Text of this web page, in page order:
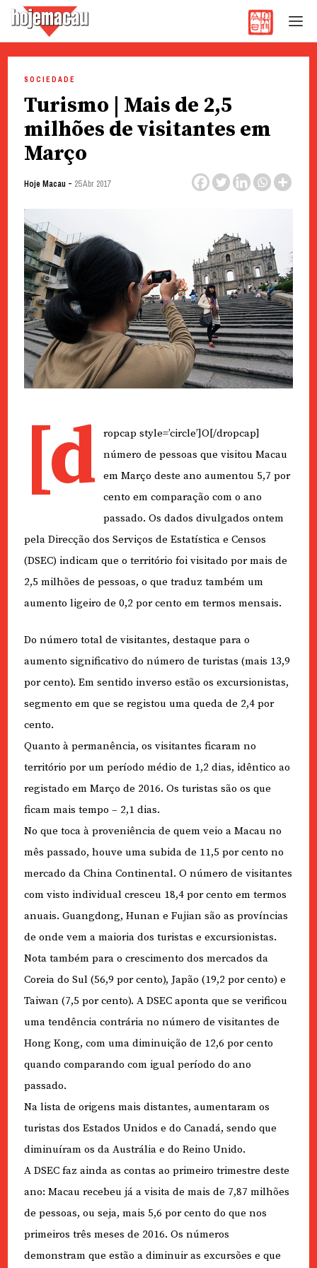
content
SOCIEDADE
Turismo | Mais de 2,5
milhões de visitantes em
Março
Hoje Macau - 25 Abr 2017
[d
ropcap style=’circle’]O[/dropcap]
número de pessoas que visitou Macau
em Março deste ano aumentou 5,7 por
cento em comparação com o ano
passado. Os dados divulgados ontem
pela Direcção dos Serviços de Estatística e Censos
(DSEC) indicam que o território foi visitado por mais de
2,5 milhões de pessoas, o que traduz também um
aumento ligeiro de 0,2 por cento em termos mensais.
Do número total de visitantes, destaque para o
aumento significativo do número de turistas (mais 13,9
por cento). Em sentido inverso estão os excursionistas,
segmento em que se registou uma queda de 2,4 por
cento.
Quanto à permanência, os visitantes ficaram no
território por um período médio de 1,2 dias, idêntico ao
registado em Março de 2016. Os turistas são os que
ficam mais tempo – 2,1 dias.
No que toca à proveniência de quem veio a Macau no
mês passado, houve uma subida de 11,5 por cento no
mercado da China Continental. O número de visitantes
com visto individual cresceu 18,4 por cento em termos
anuais. Guangdong, Hunan e Fujian são as províncias
de onde vem a maioria dos turistas e excursionistas.
Nota também para o crescimento dos mercados da
Coreia do Sul (56,9 por cento), Japão (19,2 por cento) e
Taiwan (7,5 por cento). A DSEC aponta que se verificou
uma tendência contrária no número de visitantes de
Hong Kong, com uma diminuição de 12,6 por cento
quando comparando com igual período do ano
passado.
Na lista de origens mais distantes, aumentaram os
turistas dos Estados Unidos e do Canadá, sendo que
diminuíram os da Austrália e do Reino Unido.
A DSEC faz ainda as contas ao primeiro trimestre deste
ano: Macau recebeu já a visita de mais de 7,87 milhões
de pessoas, ou seja, mais 5,6 por cento do que nos
primeiros três meses de 2016. Os números
demonstram que estão a diminuir as excursões e que